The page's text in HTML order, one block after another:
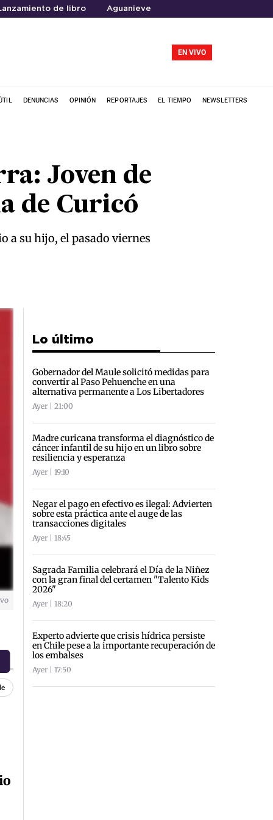
de libro Aguanieve
EN VIVO
DENUNCIAS OPINIÓN REPORTAJES EL TIEMPO NEWSLETTERS
Joven de
de Curicó
a su hijo, el pasado viernes
Lo último
Gobernador del Maule solicitó medidas para
convertir al Paso Pehuenche en una
alternativa permanente a Los Libertadores
Ayer | 21:00
Madre curicana transforma el diagnóstico de
cáncer infantil de su hijo en un libro sobre
resiliencia y esperanza
Ayer | 19:10
Negar el pago en efectivo es ilegal: Advierten
sobre esta práctica ante el auge de las
transacciones digitales
Ayer | 18:45
Sagrada Familia celebrará el Día de la Niñez
con la gran final del certamen "Talento Kids
2026"
Ayer | 18:20
Experto advierte que crisis hídrica persiste
en Chile pese a la importante recuperación de
los embalses
Ayer | 17:50